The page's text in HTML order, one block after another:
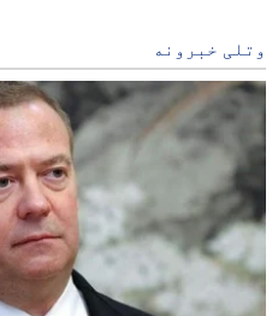
وتلی خبرونه